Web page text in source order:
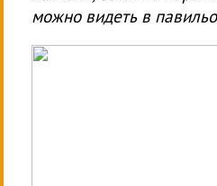
можно видеть в